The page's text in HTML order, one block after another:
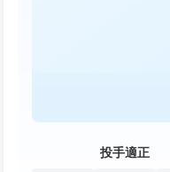
投手適正